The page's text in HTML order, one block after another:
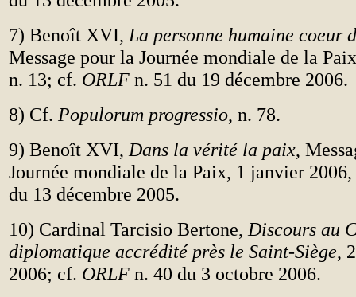
7) Benoît XVI, La personne humaine coeur
Message pour la Journée mondiale de la
n. 13; cf. ORLF n. 51 du 19 décembre 2006.
8) Cf. Populorum progressio, n. 78.
9) Benoît XVI, Dans la vérité la paix,
Journée mondiale de la Paix, 1 janvier
du 13 décembre 2005.
10) Cardinal Tarcisio Bertone, Discours au
diplomatique accrédité près le Saint-Siège,
2006; cf. ORLF n. 40 du 3 octobre 2006.